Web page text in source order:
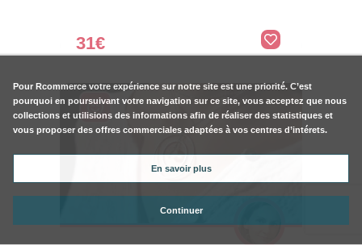
31€
Pour Rcommerce votre expérience sur notre site est une priorité. C’est
pourquoi en poursuivant votre navigation sur ce site, vous acceptez que nous
collections et utilisions des informations afin de réaliser des statistiques et
vous proposer des offres commerciales adaptées à vos centres d’intérets.
En savoir plus
Continuer